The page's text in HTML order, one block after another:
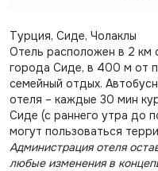
Турция, Сиде, Чолаклы
Отель расположен в 2 км
города Сиде, в 400 м от
семейный отдых.
отеля – каждые 30 мин
Сиде (с раннего утра до
могут пользоваться
Администрация отеля
любые изменения в